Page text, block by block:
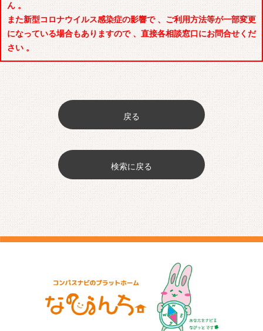
ん 。
また新型コロナウイルス感染症の影響で 、ご利用方法等が一部変更
になっている場合もありますので 、直接各相談窓口にお問合せくだ
さい 。
戻る
検索に戻る